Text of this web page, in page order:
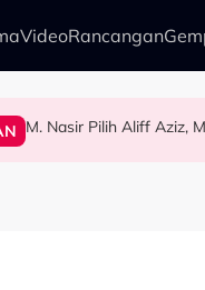
VideoRancangan
Kembali Ubati Kerinduan
M. Nasir Pilih Aliff Aziz,
M. Nasir Pilih Aliff Aziz
Ramai Masih Bujang